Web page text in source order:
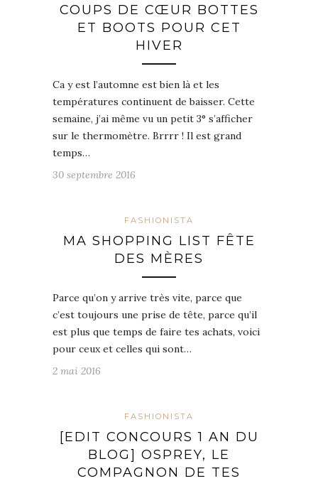
COUPS DE CŒUR BOTTES
ET BOOTS POUR CET
HIVER
Ca y est l’automne est bien là et les
températures continuent de baisser. Cette
semaine, j’ai même vu un petit 3° s’afficher
sur le thermomètre. Brrrr ! Il est grand
temps…
30 septembre 2016
FASHIONISTA
MA SHOPPING LIST FÊTE
DES MÈRES
Parce qu’on y arrive très vite, parce que
c’est toujours une prise de tête, parce qu’il
est plus que temps de faire tes achats, voici
pour ceux et celles qui sont…
2 mai 2016
FASHIONISTA
[EDIT CONCOURS 1 AN DU
BLOG] OSPREY, LE
COMPAGNON DE TES